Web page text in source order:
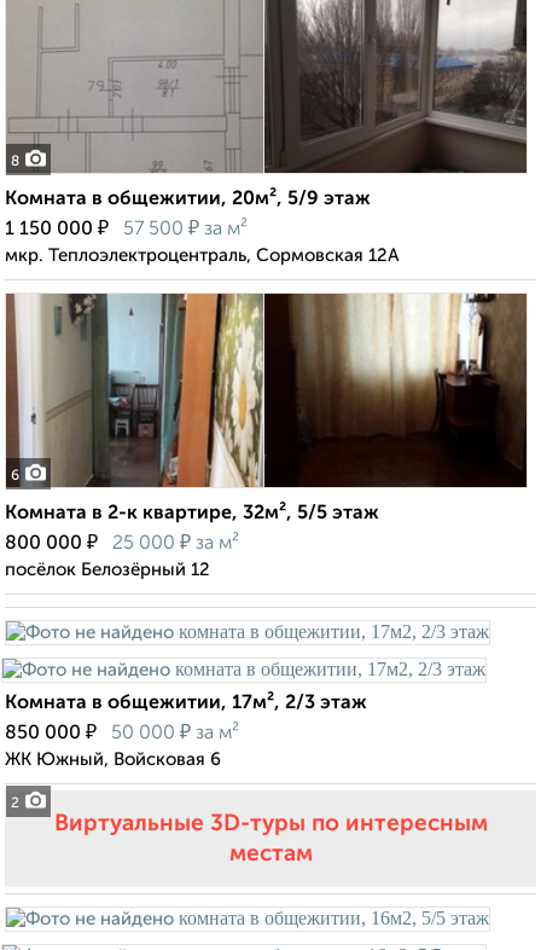
8
Комната в общежитии, 20м², 5/9 этаж
1 150 000 ₽ 57 500 ₽ за м²
мкр. Теплоэлектроцентраль, Сормовская 12А
6
Комната в 2-к квартире, 32м², 5/5 этаж
800 000 ₽ 25 000 ₽ за м²
посёлок Белозёрный 12
2
Комната в общежитии, 17м², 2/3 этаж
850 000 ₽ 50 000 ₽ за м²
ЖК Южный, Войсковая 6
Виртуальные 3D-туры по интересным
местам